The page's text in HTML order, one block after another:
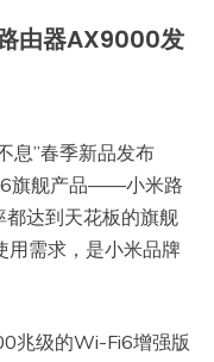
由器AX9000发
息”春季新品发布
旗舰产品——小米路
达到天花板的旗舰
用需求，是小米品牌
兆级的Wi-Fi6增强版